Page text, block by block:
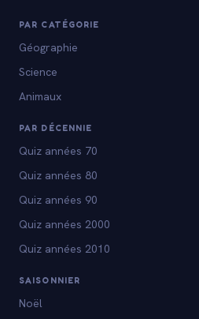
PAR CATÉGORIE
Géographie
Science
Animaux
PAR DÉCENNIE
Quiz années 70
Quiz années 80
Quiz années 90
Quiz années 2000
Quiz années 2010
SAISONNIER
Noël